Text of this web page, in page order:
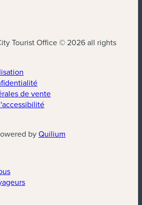
Tourist Office © 2026 all rights
de vente
fenêtre)
byQuilium